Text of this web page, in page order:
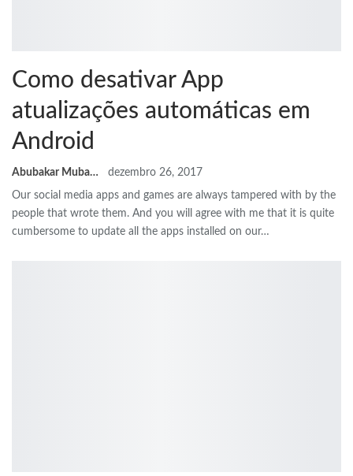
Como desativar App
atualizações automáticas em
Android
Abubakar Mubarak dezembro 26, 2017
Our social media apps and games are always tampered with by the
people that wrote them. And you will agree with me that it is quite
cumbersome to update all the apps installed on our…